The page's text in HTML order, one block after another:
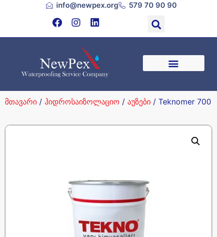
info@newpex.org 579 70 90 90
მთავარი / ჰიდროსაიზოლაციო / აუზები / Teknomer 700